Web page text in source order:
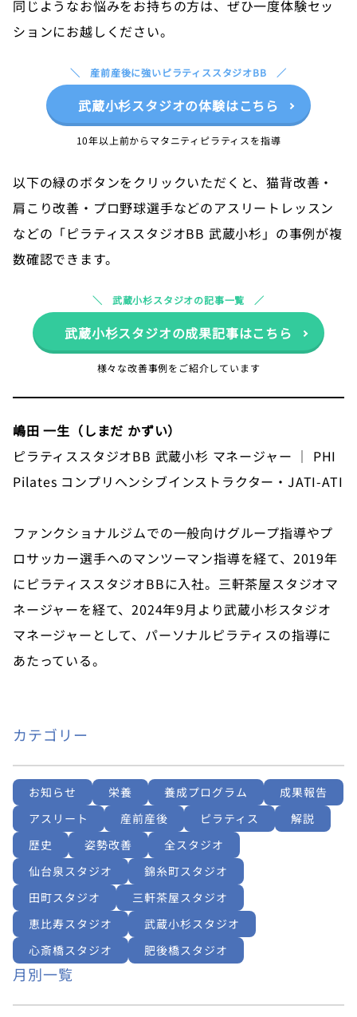
同じようなお悩みをお持ちの方は、ぜひ一度体験セッ
ションにお越しください。
産前産後に強いピラティススタジオBB
武蔵小杉スタジオの体験はこちら
10年以上前からマタニティピラティスを指導
以下の緑のボタンをクリックいただくと、猫背改善・
肩こり改善・プロ野球選手などのアスリートレッスン
などの「ピラティススタジオBB 武蔵小杉」の事例が複
数確認できます。
武蔵小杉スタジオの記事一覧
武蔵小杉スタジオの成果記事はこちら
様々な改善事例をご紹介しています
嶋田 一生（しまだ かずい）
ピラティススタジオBB 武蔵小杉 マネージャー ｜ PHI
Pilates コンプリヘンシブインストラクター・JATI-ATI
ファンクショナルジムでの一般向けグループ指導やプ
ロサッカー選手へのマンツーマン指導を経て、2019年
にピラティススタジオBBに入社。三軒茶屋スタジオマ
ネージャーを経て、2024年9月より武蔵小杉スタジオ
マネージャーとして、パーソナルピラティスの指導に
あたっている。
カテゴリー
お知らせ 栄養 養成プログラム
成果報告
アスリート
産前産後 ピラティス
解説
歴史
姿勢改善
全スタジオ
仙台泉スタジオ
錦糸町スタジオ
田町スタジオ
三軒茶屋スタジオ
恵比寿スタジオ
武蔵小杉スタジオ
心斎橋スタジオ
肥後橋スタジオ
月別一覧